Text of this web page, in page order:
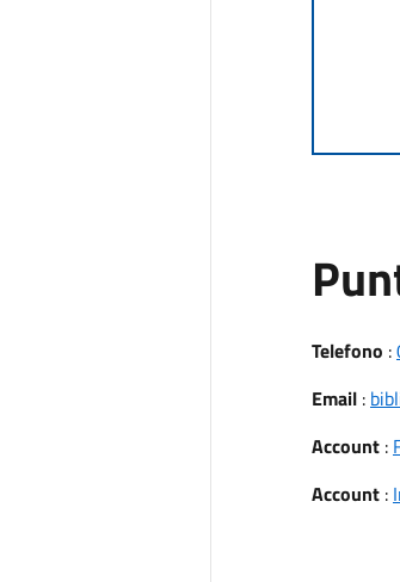
Telefono :
Email:
Account:
Account: